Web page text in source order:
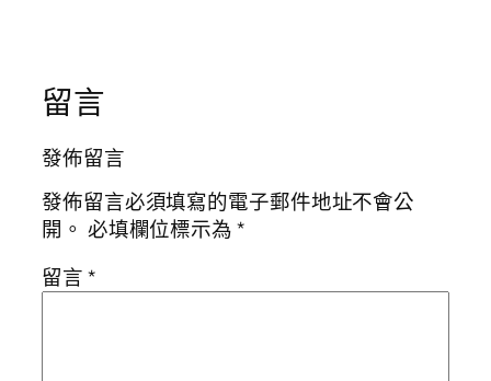
留言
發佈留言
發佈留言必須填寫的電子郵件地址不會公
開。 必填欄位標示為*
留言*